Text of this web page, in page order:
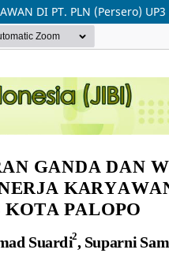
DI PT. PLN (Persero) UP3